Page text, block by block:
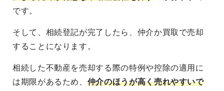
です。
そして、相続登記が完了したら、仲介か買取で売却
することになります。
相続した不動産を売却する際の特例や控除の適用に
は期限があるため、 仲介のほうが高く売れやすいで